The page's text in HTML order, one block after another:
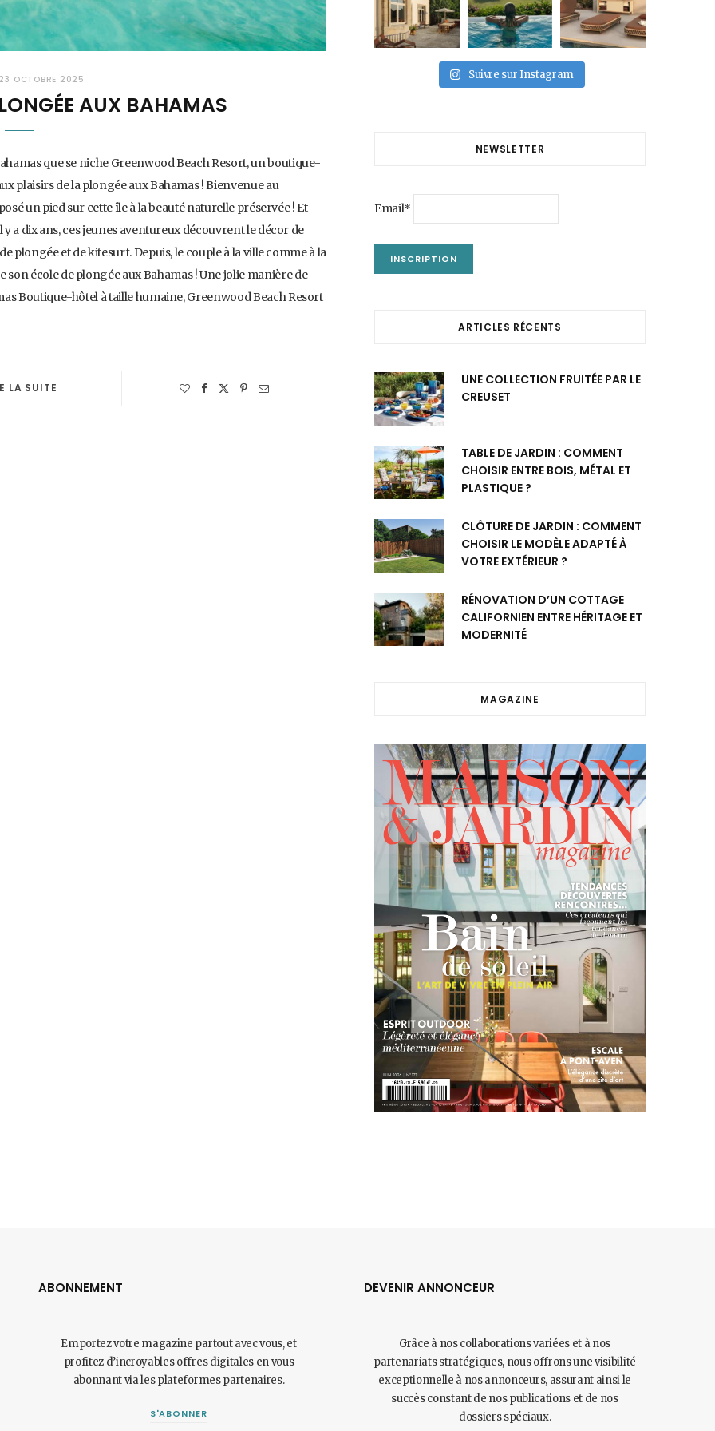
23 OCTOBRE 2025
AUX BAHAMAS
que se niche Greenwood Beach Resort, un boutique-
plaisirs de la plongée aux Bahamas ! Bienvenue au
un pied sur cette île à la beauté naturelle préservée ! Et
a dix ans, ces jeunes aventureux découvrent le décor de
plongée et de kitesurf. Depuis, le couple à la ville comme à la
son école de plongée aux Bahamas ! Une jolie manière de
Boutique-hôtel à taille humaine, Greenwood Beach Resort
LA SUITE
Suivre sur Instagram
NEWSLETTER
Email*
ARTICLES RÉCENTS
UNE COLLECTION FRUITÉE PAR LE
CREUSET
TABLE DE JARDIN : COMMENT
CHOISIR ENTRE BOIS, MÉTAL ET
PLASTIQUE ?
CLÔTURE DE JARDIN : COMMENT
CHOISIR LE MODÈLE ADAPTÉ À
VOTRE EXTÉRIEUR ?
RÉNOVATION D’UN COTTAGE
CALIFORNIEN ENTRE HÉRITAGE ET
MODERNITÉ
MAGAZINE
ABONNEMENT
Emportez votre magazine partout avec vous, et
profitez d’incroyables offres digitales en vous
abonnant via les plateformes partenaires.
S'ABONNER
DEVENIR ANNONCEUR
Grâce à nos collaborations variées et à nos
partenariats stratégiques, nous offrons une visibilité
exceptionnelle à nos annonceurs, assurant ainsi le
succès constant de nos publications et de nos
dossiers spéciaux.